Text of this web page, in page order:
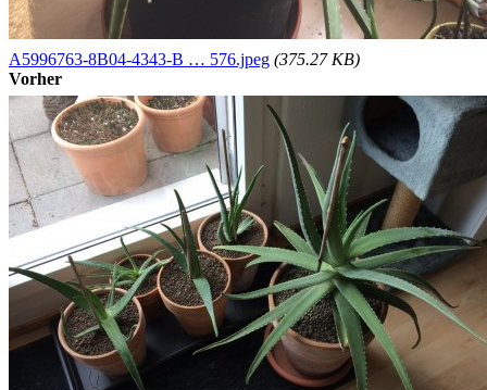
A5996763-8B04-4343-B … 576.jpeg (375.27 KB)
Vorher